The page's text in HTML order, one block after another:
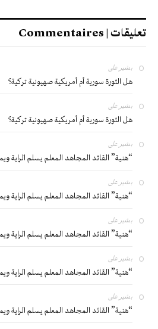
تعليقات | Commentaires
بشير على
هل الثورة سورية أم أمريكية صهيونية تركية؟
بشير على
هل الثورة سورية أم أمريكية صهيونية تركية؟
بشير على
“هنية” القائد المجاهد المعلم يسلم الراية
بشير على
“هنية” القائد المجاهد المعلم يسلم الراية
بشير على
“هنية” القائد المجاهد المعلم يسلم الراية
بشير على
“هنية” القائد المجاهد المعلم يسلم الراية
بشير على
“هنية” القائد المجاهد المعلم يسلم الراية